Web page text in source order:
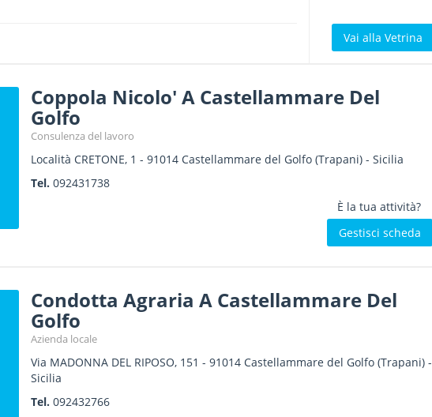
Vai alla Vetrina
Coppola Nicolo' A Castellammare Del
Golfo
Consulenza del lavoro
Località CRETONE, 1 - 91014 Castellammare del Golfo(Trapani) - Sicilia
Tel. 092431738
È la tua attività?
Gestisci scheda
Condotta Agraria A Castellammare Del
Golfo
Azienda locale
Via MADONNA DEL RIPOSO, 151 - 91014 Castellammare del Golfo(Trapani) -
Sicilia
Tel. 092432766